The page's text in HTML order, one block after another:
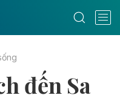
đến Sa